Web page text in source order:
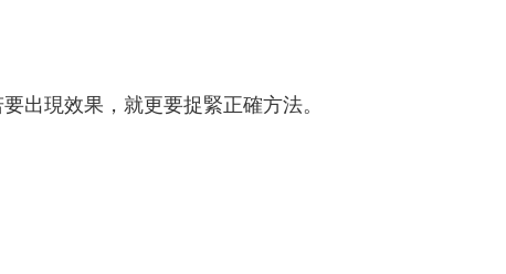
出現效果，就更要捉緊正確方法。